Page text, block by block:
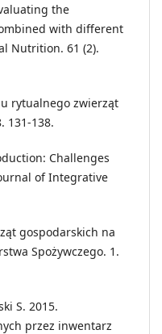
the
with different
Nutrition. 61 (2).
rytualnego zwierząt
131-138.
Challenges
of Integrative
gospodarskich na
Spożywczego. 1.
S. 2015.
przez inwentarz